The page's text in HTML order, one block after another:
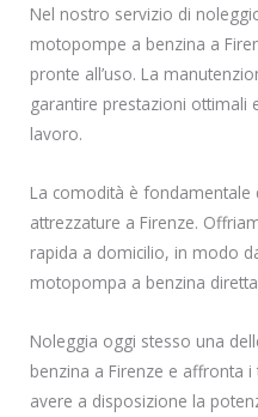
Nel nostro servizio di
motopompe a benzina a
pronte all’uso. La
garantire prestazioni ottimali
lavoro.
La comodità è
attrezzature a Firenze.
rapida a domicilio, in modo
motopompa a benzina
Noleggia oggi stesso una
benzina a Firenze e affronta
avere a disposizione la